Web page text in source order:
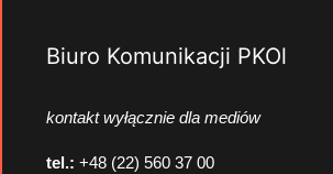
Biuro Komunikacji PKOl
kontakt wyłącznie dla mediów
tel.: +48 (22) 560 37 00